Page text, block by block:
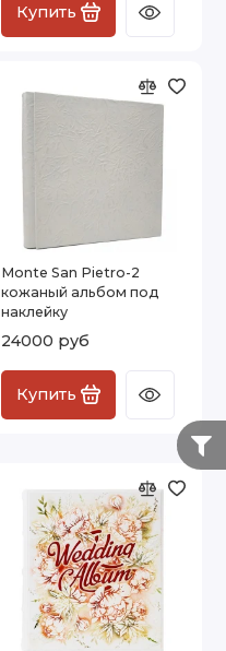
Купить
Monte San Pietro-2
кожаный альбом под
наклейку
24000 руб
Купить